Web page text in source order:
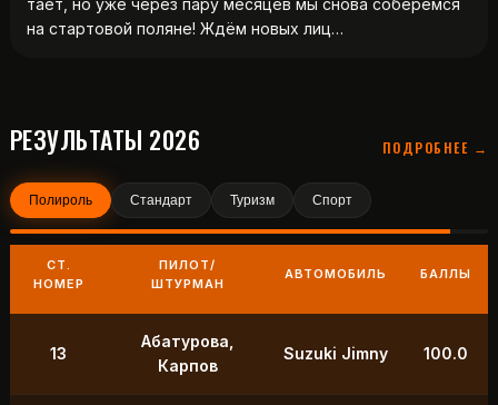
на стартовой поляне! Ждём новых лиц…
РЕЗУЛЬТАТЫ 2026 ПОДРОБНЕЕ →
Полироль Стандарт Туризм Спорт
СТ.
НОМЕР
ПИЛОТ/
ШТУРМАН
АВТОМОБИЛЬ БАЛЛЫ
Маслов, Ходько УАЗ